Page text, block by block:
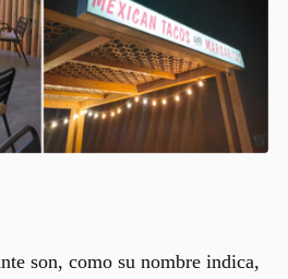
son, como su nombre indica,